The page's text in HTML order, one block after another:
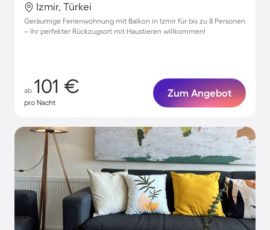
Izmir, Türkei
Geräumige Ferienwohnung mit Balkon in Izmir für bis zu 8 Personen
– Ihr perfekter Rückzugsort mit Haustieren willkommen!
ab 101 €
pro Nacht
Zum Angebot